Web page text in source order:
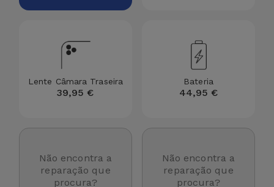
Lente Câmara Traseira
39,95 €
Bateria
44,95 €
Não encontra a
reparação que
procura?
Não encontra a
reparação que
procura?